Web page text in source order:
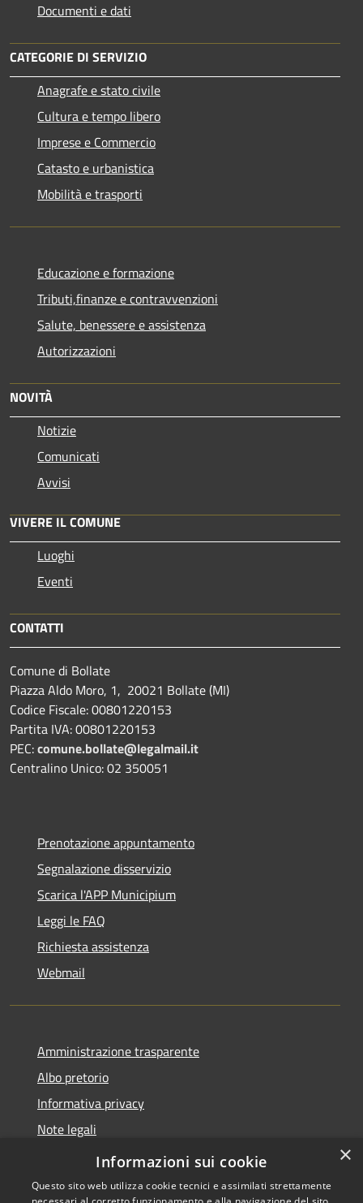
Documenti e dati
CATEGORIE DI SERVIZIO
Anagrafe e stato civile
Cultura e tempo libero
Imprese e Commercio
Catasto e urbanistica
Mobilità e trasporti
Educazione e formazione
Tributi,finanze e contravvenzioni
Salute, benessere e assistenza
Autorizzazioni
NOVITÀ
Notizie
Comunicati
Avvisi
VIVERE IL COMUNE
Luoghi
Eventi
CONTATTI
Comune di Bollate
Piazza Aldo Moro, 1, 20021 Bollate (MI)
Codice Fiscale: 00801220153
Partita IVA: 00801220153
PEC:comune.bollate@legalmail.it
Centralino Unico: 02 350051
Prenotazione appuntamento
Segnalazione disservizio
Scarica l'APP Municipium
Leggi le FAQ
Richiesta assistenza
Webmail
Amministrazione trasparente
Albo pretorio
Informativa privacy
Note legali
Dichiarazione di accessibilità
×
Informazioni sui cookie
Questo sito web utilizza cookie tecnici e assimilati strettamente